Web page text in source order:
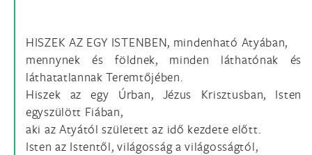
HISZEK AZ EGY ISTENBEN, mindenható Atyában,
mennynek és földnek, minden láthatónak és
láthatatlannak Teremtőjében.
Hiszek az egy Úrban, Jézus Krisztusban, Isten
egyszülött Fiában,
aki az Atyától született az idő kezdete előtt.
Isten az Istentől, világosság a világosságtól,